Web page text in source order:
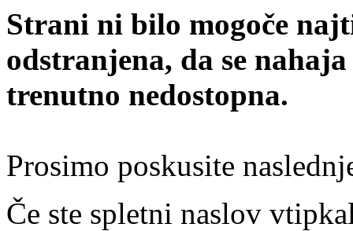
Strani ni bilo mogoče
odstranjena, da se
trenutno nedostopna.
Prosimo poskusite
Če ste spletni naslov